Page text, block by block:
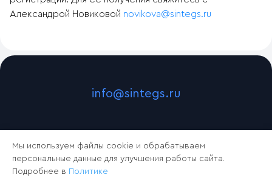
Александрой Новиковой novikova@sintegs.ru
info@sintegs.ru
Мы используем файлы cookie и обрабатываем
персональные данные для улучшения работы сайта.
Подробнее в Политике